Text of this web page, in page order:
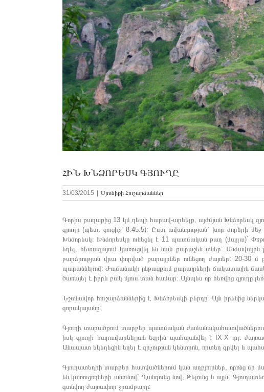
ՀԻՆ ԽՆՁՈՐԵՍԿ ԳՅՈՒՂԸ
31/03/2015 Սյունիքի Հուշարձաններ
Գորիս քաղաքից 13 կմ դեպի հարավ-արևելք, այժմյան Խնձորեսկ
գյուղը (պետ. ցուցիչ` 8.45.5): Ըստ ավանդության` խոր ձորերի
Խնձորեսկ: Խնձորեսկը ունեցել է 11 պատմական թաղ (մայլա)`
եղել, հետագայում կառուցվել են նաև քարաշեն տներ:
բարձրության վրա փորված քարայրներ ունեցող ժայռեր: 20-30
պարաններով: Ժամանակի ընթացքում քարայրների ճակատային
ծառայել է իբրև բակ մյուս տան համար: Այնպես որ հեռվից գյուղը
Նշանավոր հուշարձաններից է Խնձորեսկի բերդը: Այն իրենից
զորակայանը:
Գյուղի տարածքում տարբեր պատմական
իսկ գյուղի հարավարևելյան եզրին պահպանվել է IX-X դդ.
Անապատ եկեղեցին եղել է գրչության կենտրոն, որտեղ գրվել և
Գյուղատեղիի տարբեր հատվածներում կան աղբյուրներ, որոնց մի
են կառուցողների անունով` Ղանդունց նով, Թելունց և այլն:
գտնվող ժայռափոր ջրամբարը: